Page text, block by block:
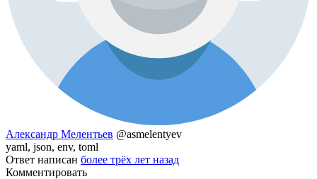
Александр Мелентьев @asmelentyev
yaml, json, env, toml
Ответ написан более трёх лет назад
Комментировать